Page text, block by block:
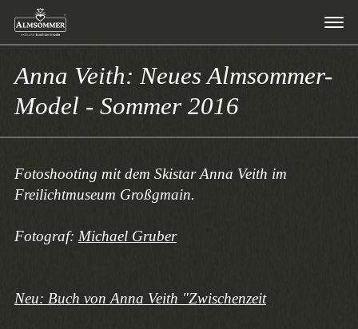
Anna Veith: Neues Almsommer-
Model - Sommer 2016
Fotoshooting mit dem Skistar Anna Veith im
Freilichtmuseum Großgmain.
Fotograf: Michael Gruber
Neu: Buch von Anna Veith "Zwischenzeit